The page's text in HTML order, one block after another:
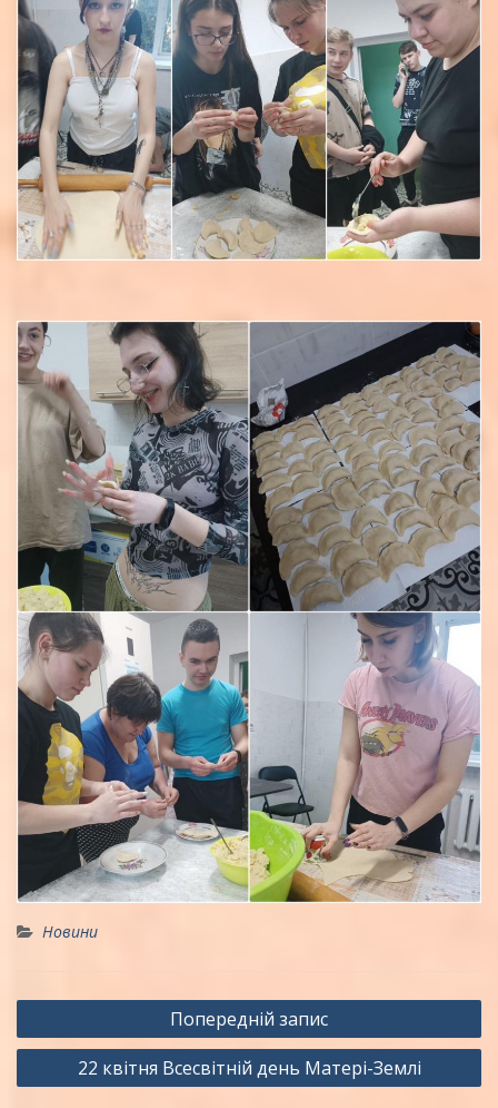
Новини
Навігація
записів
Попередній запис
22 квітня Всесвітній день Матері-Землі